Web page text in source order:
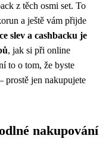
z těch osmi set. To
a ještě vám přijde
slev a cashbacku je
, jak si při online
to o tom, že byste
prostě jen nakupujete
nakupování